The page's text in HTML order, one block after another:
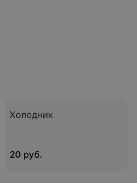
Холодник
20 руб.